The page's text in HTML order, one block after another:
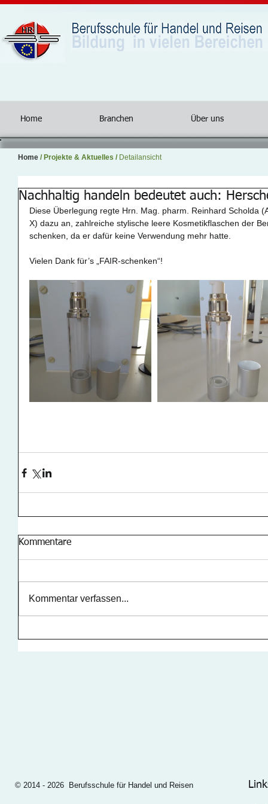
Home Branchen Über uns
Home / Projekte & Aktuelles / Detailansicht
Nachhaltig handeln bedeutet auch:
Diese Überlegung regte Hrn. Mag. pharm. Reinhard Scholda
X) dazu an, zahlreiche stylische leere Kosmetikflaschen der
schenken, da er dafür keine Verwendung mehr hatte.
Vielen Dank für’s „FAIR-schenken“!
Kommentare
Kommentar verfassen...
© 2014 - 2026 Berufsschule für Handel und Reisen